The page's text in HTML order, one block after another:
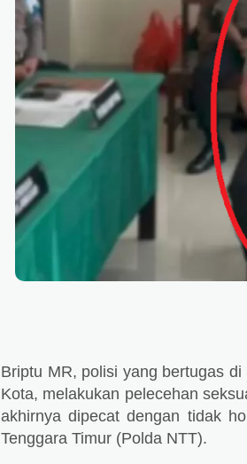
Briptu MR, polisi yang bertugas
Kota, melakukan pelecehan
akhirnya dipecat dengan tidak
Tenggara Timur (Polda NTT).